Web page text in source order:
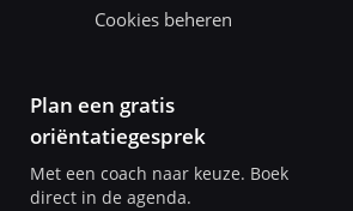
Cookies beheren
Plan een gratis
oriëntatiegesprek
Met een coach naar keuze. Boek
direct in de agenda.